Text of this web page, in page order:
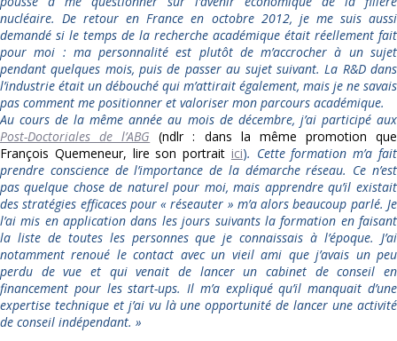
nucléaire. De retour en France en octobre 2012, je me suis aussi
demandé si le temps de la recherche académique était réellement fait
pour moi : ma personnalité est plutôt de m’accrocher à un sujet
pendant quelques mois, puis de passer au sujet suivant. La R&D dans
l’industrie était un débouché qui m’attirait également, mais je ne savais
pas comment me positionner et valoriser mon parcours académique.
Au cours de la même année au mois de décembre, j’ai participé aux
Post-Doctoriales de l’ABG (ndlr : dans la même promotion que
François Quemeneur, lire son portrait ici). Cette formation m’a fait
prendre conscience de l’importance de la démarche réseau. Ce n’est
pas quelque chose de naturel pour moi, mais apprendre qu’il existait
des stratégies efficaces pour « réseauter » m’a alors beaucoup parlé. Je
l’ai mis en application dans les jours suivants la formation en faisant
la liste de toutes les personnes que je connaissais à l’époque. J’ai
notamment renoué le contact avec un vieil ami que j’avais un peu
perdu de vue et qui venait de lancer un cabinet de conseil en
financement pour les start-ups. Il m’a expliqué qu’il manquait d’une
expertise technique et j’ai vu là une opportunité de lancer une activité
de conseil indépendant. »